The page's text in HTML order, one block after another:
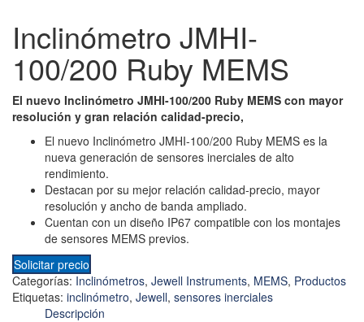
Inclinómetro JMHI-
100/200 Ruby MEMS
El nuevo Inclinómetro JMHI-100/200 Ruby MEMS con mayor
resolución y gran relación calidad-precio,
El nuevo Inclinómetro JMHI-100/200 Ruby MEMS es la
nueva generación de sensores inerciales de alto
rendimiento.
Destacan por su mejor relación calidad-precio, mayor
resolución y ancho de banda ampliado.
Cuentan con un diseño IP67 compatible con los montajes
de sensores MEMS previos.
Solicitar precio
Categorías: Inclinómetros, Jewell Instruments, MEMS, Productos
Etiquetas: inclinómetro, Jewell, sensores inerciales
Descripción